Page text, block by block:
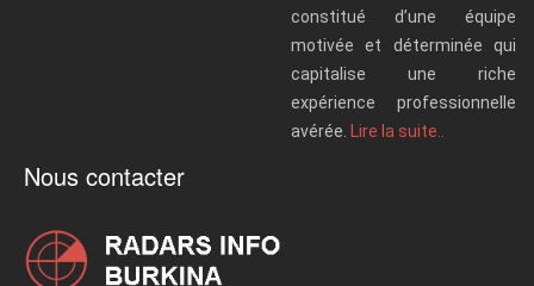
constitué d’une équipe
motivée et déterminée qui
capitalise une riche
expérience professionnelle
avérée.
Lire la suite..
Nous contacter